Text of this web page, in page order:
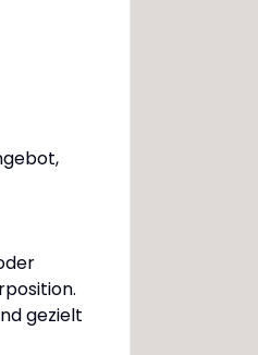
gezielt